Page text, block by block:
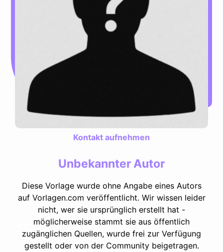
Kontakt aufnehmen
Unbekannter Autor
Diese Vorlage wurde ohne Angabe eines Autors
auf Vorlagen.com veröffentlicht. Wir wissen leider
nicht, wer sie ursprünglich erstellt hat -
möglicherweise stammt sie aus öffentlich
zugänglichen Quellen, wurde frei zur Verfügung
gestellt oder von der Community beigetragen.